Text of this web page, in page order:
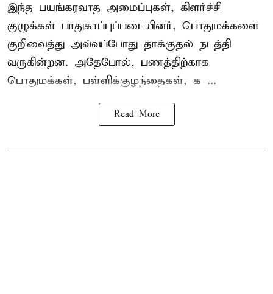
இந்த பயங்கரவாத அமைப்புகள், கிளர்ச்சி
குழுக்கள் பாதுகாப்புப்படையினர், பொதுமக்களை
குறிவைத்து அவ்வப்போது தாக்குதல் நடத்தி
வருகின்றன. அதேபோல், பணத்திற்காக
பொதுமக்கள், பள்ளிக்குழந்தைகள், க ...
Read More